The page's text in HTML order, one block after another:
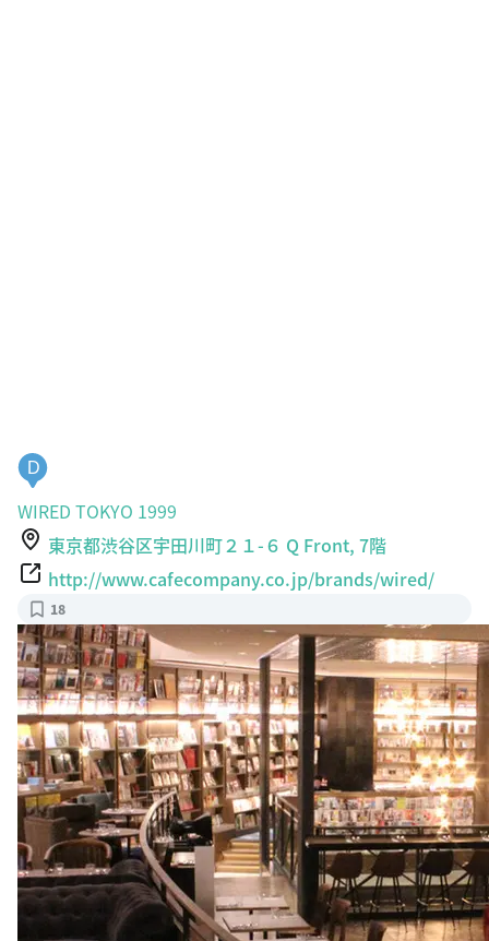
D
WIRED TOKYO 1999
東京都渋谷区宇田川町２１-６ Q Front, 7階
http://www.cafecompany.co.jp/brands/wired/
18